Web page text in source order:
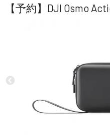
カメラドローン・生活家電
業務用ドローン・業務関連
水中ドローン(ROV)・水中ス
【予約】DJI Osmo